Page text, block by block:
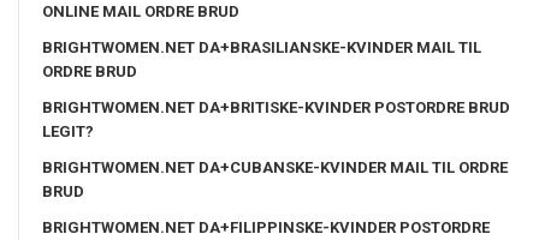
ONLINE MAIL ORDRE BRUD
BRIGHTWOMEN.NET DA+BRASILIANSKE-KVINDER MAIL TIL
ORDRE BRUD
BRIGHTWOMEN.NET DA+BRITISKE-KVINDER POSTORDRE BRUD
LEGIT?
BRIGHTWOMEN.NET DA+CUBANSKE-KVINDER MAIL TIL ORDRE
BRUD
BRIGHTWOMEN.NET DA+FILIPPINSKE-KVINDER POSTORDRE